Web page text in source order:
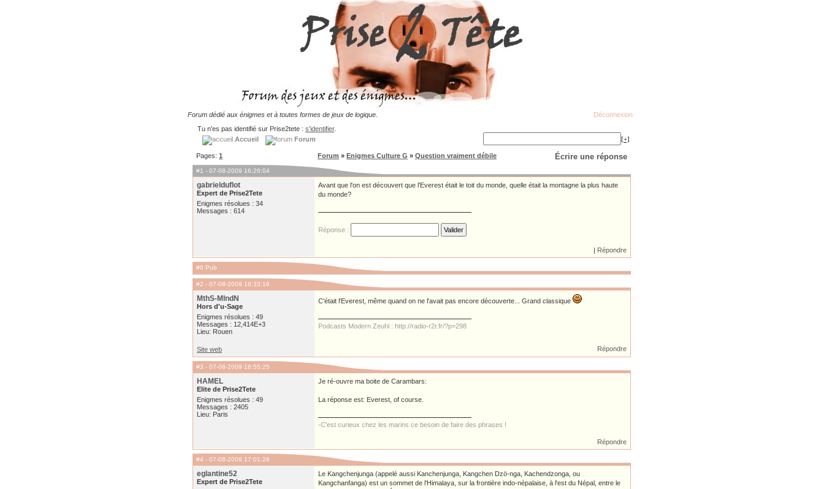
Forum dédié aux énigmes et à toutes formes de jeux de logique.
Déconnexion
Tu n'es pas identifié sur Prise2tete : s'identifier.
Accueil
Forum [+]
Pages: 1 Écrire une réponse
Forum » Enigmes Culture G » Question vraiment débile
#1 - 07-08-2009 16:26:04
gabrielduflot
Expert de Prise2Tete
Enigmes résolues : 34
Messages : 614
Avant que l'on est découvert que l'Everest était le toit du monde, quelle était la montagne la plus haute
du monde?
Réponse :
| Répondre
#0 Pub
#2 - 07-08-2009 16:33:16
MthS-MlndN
Hors d'u-Sage
Enigmes résolues : 49
Messages : 12,414E+3
Lieu: Rouen
C'était l'Everest, même quand on ne l'avait pas encore découverte... Grand classique
Podcasts Modern Zeuhl : http://radio-r2r.fr/?p=298
Site web Répondre
#3 - 07-08-2009 16:55:25
HAMEL
Elite de Prise2Tete
Enigmes résolues : 49
Messages : 2405
Lieu: Paris
Je ré-ouvre ma boite de Carambars:
La réponse est: Everest, of course.
-C'est curieux chez les marins ce besoin de faire des phrases !
Répondre
#4 - 07-08-2009 17:01:26
eglantine52
Expert de Prise2Tete
Le Kangchenjunga (appelé aussi Kanchenjunga, Kangchen Dzö-nga, Kachendzonga, ou
Kangchanfanga) est un sommet de l'Himalaya, sur la frontière indo-népalaise, à l'est du Népal, entre le